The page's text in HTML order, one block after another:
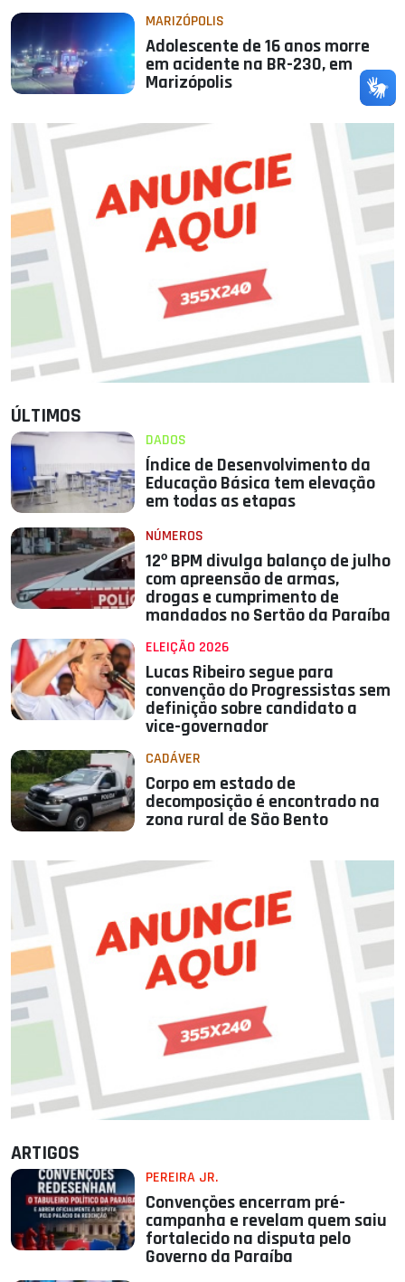
MARIZÓPOLIS
Adolescente de 16 anos morre
em acidente na BR-230, em
Marizópolis
ÚLTIMOS
DADOS
Índice de Desenvolvimento da
Educação Básica tem elevação
em todas as etapas
NÚMEROS
12º BPM divulga balanço de julho
com apreensão de armas,
drogas e cumprimento de
mandados no Sertão da Paraíba
ELEIÇÃO 2026
Lucas Ribeiro segue para
convenção do Progressistas sem
definição sobre candidato a
vice-governador
CADÁVER
Corpo em estado de
decomposição é encontrado na
zona rural de São Bento
ARTIGOS
PEREIRA JR.
Convenções encerram pré-
campanha e revelam quem saiu
fortalecido na disputa pelo
Governo da Paraíba